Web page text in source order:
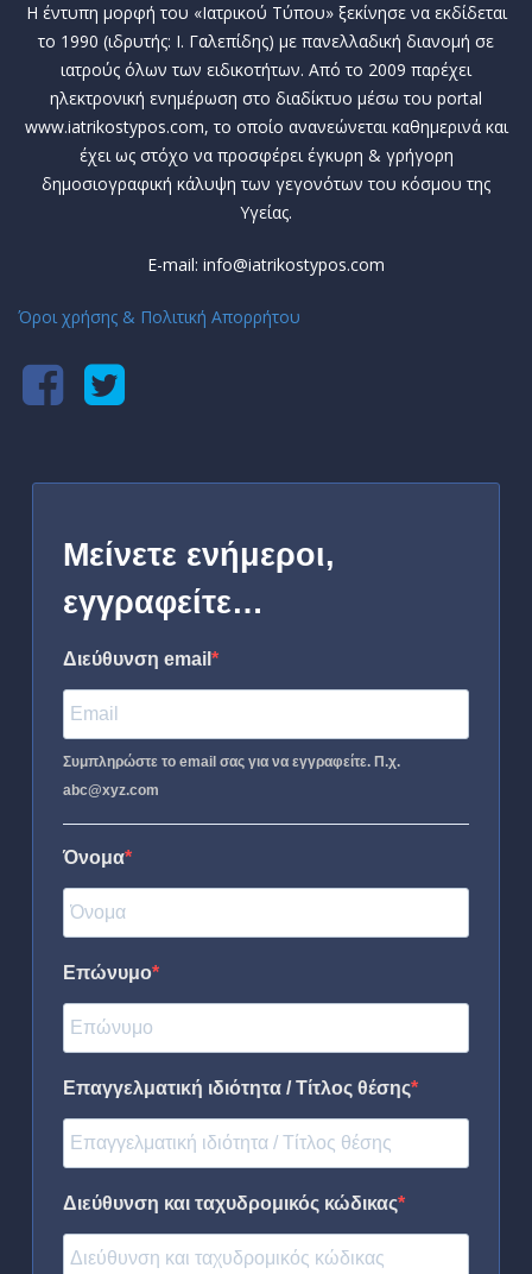
Η έντυπη μορφή του «Ιατρικού Τύπου» ξεκίνησε να εκδίδεται
το 1990 (ιδρυτής: Ι. Γαλεπίδης) με πανελλαδική διανομή σε
ιατρούς όλων των ειδικοτήτων. Από το 2009 παρέχει
ηλεκτρονική ενημέρωση στο διαδίκτυο μέσω του portal
www.iatrikostypos.com, το οποίο ανανεώνεται καθημερινά και
έχει ως στόχο να προσφέρει έγκυρη & γρήγορη
δημοσιογραφική κάλυψη των γεγονότων του κόσμου της
Υγείας.
E-mail: info@iatrikostypos.com
Όροι χρήσης & Πολιτική Απορρήτου
Μείνετε ενήμεροι,
εγγραφείτε…
Διεύθυνση email
Συμπληρώστε το email σας για να εγγραφείτε. Π.χ.
abc@xyz.com
Όνομα
Επώνυμο
Επαγγελματική ιδιότητα / Τίτλος θέσης
Διεύθυνση και ταχυδρομικός κώδικας